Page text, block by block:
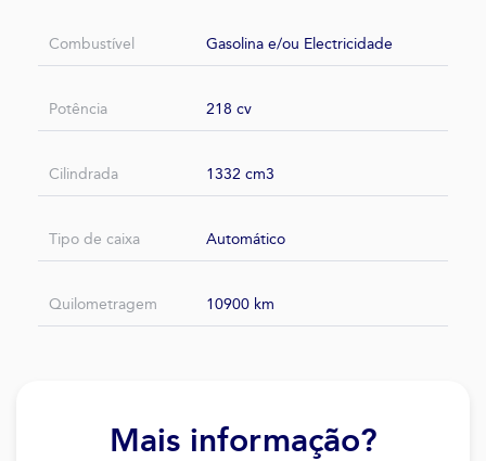
Combustível Gasolina e/ou Electricidade
Potência 218 cv
Cilindrada 1332 cm3
Tipo de caixa Automático
Quilometragem 10900 km
Mais informação?